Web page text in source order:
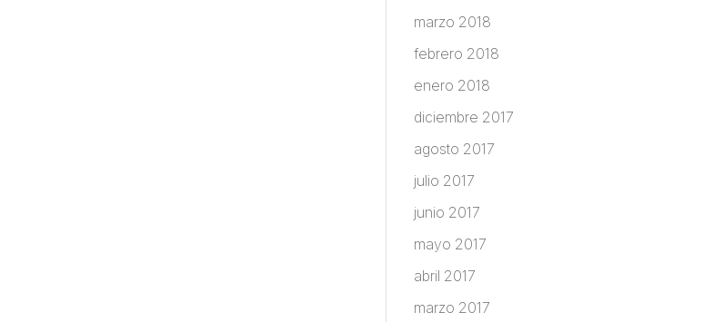
marzo 2018
febrero 2018
enero 2018
diciembre 2017
agosto 2017
julio 2017
junio 2017
mayo 2017
abril 2017
marzo 2017